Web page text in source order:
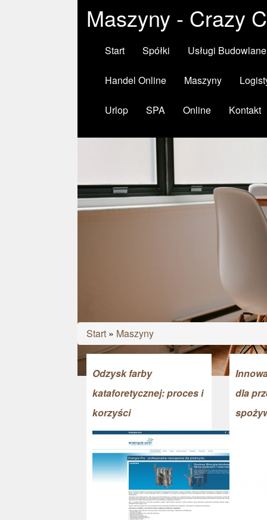
Maszyny - Crazy
Start Spółki Usługi Budowlane
Handel Online Maszyny
Urlop SPA Online Kontakt
Start » Maszyny
Odzysk farby
kataforetycznej: proces i
korzyści
dla